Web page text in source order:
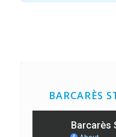
BARCARÈS